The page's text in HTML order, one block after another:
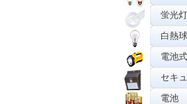
蛍光
白熱球
電池
セキ
電池